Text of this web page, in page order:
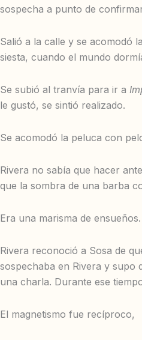
sospecha a punto de
Salió a la calle y se acomodó
siesta, cuando el mundo
Se subió al tranvía para ir a
le gustó, se sintió realizado.
Se acomodó la peluca con
Rivera no sabía que hacer
que la sombra de una barba
Era una marisma de ensueños.
Rivera reconoció a Sosa de
sospechaba en Rivera y supo
una charla. Durante ese
El magnetismo fue recíproco,